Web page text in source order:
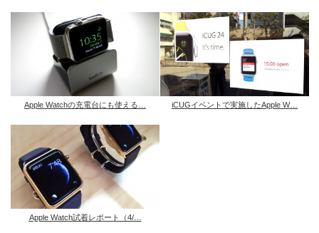
Apple Watchの充電台にも使える… iCUGイベントで実施したApple W…
Apple Watch試着レポート（4/…